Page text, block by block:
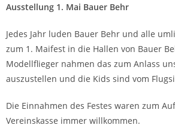
Ausstellung 1. Mai Bauer Behr
Jedes Jahr luden Bauer Behr und alle
zum 1. Maifest in die Hallen von Bauer
Modellflieger nahmen das zum Anlass
auszustellen und die Kids sind vom
Die Einnahmen des Festes waren zum
Vereinskasse immer willkommen.